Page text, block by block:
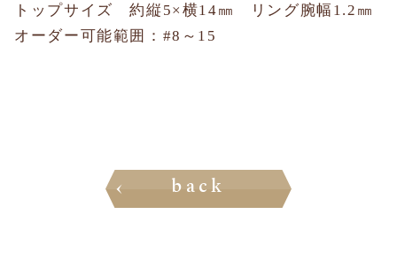
トップサイズ 約縦5×横14㎜ リング腕幅1.2㎜
オーダー可能範囲：#8～15
back